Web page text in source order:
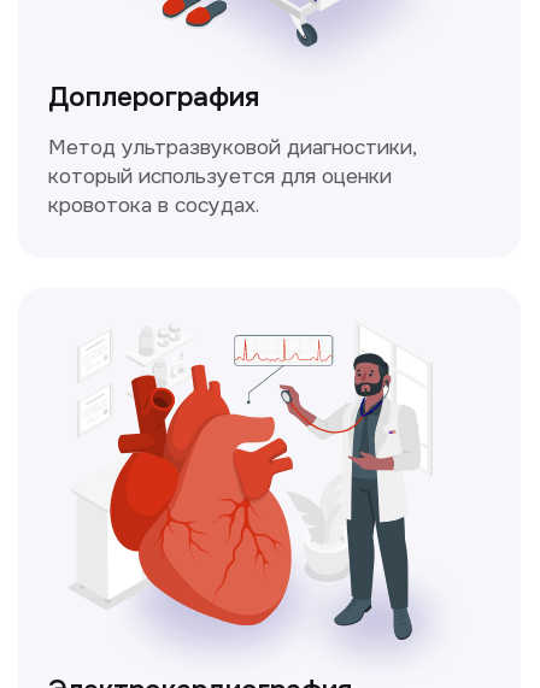
Это диагностика, рекомендации
и индивидуальный план лечения
вашего здоровья.
Чекапы
это комплексное обследование,
которое помогает оценить общее
состояние здоровья.